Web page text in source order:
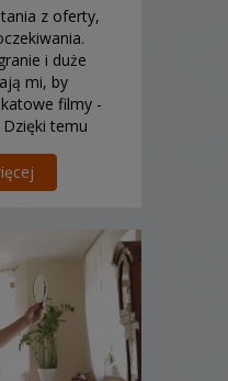
z oferty,
i duże
mi, by
filmy -
Dzięki temu